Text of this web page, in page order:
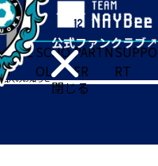
閉じる
SCHO
OL
PARTN
ER
SUPPO
RT
入のお知らせ